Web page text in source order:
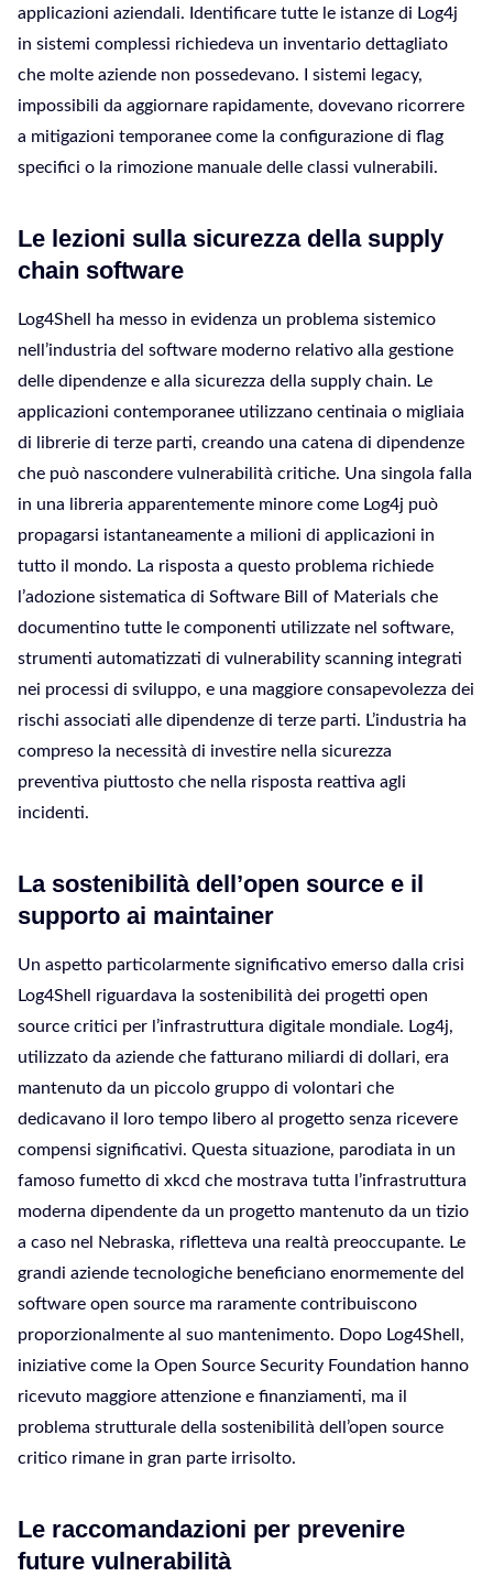
applicazioni aziendali. Identificare tutte le istanze di Log4j
in sistemi complessi richiedeva un inventario dettagliato
che molte aziende non possedevano. I sistemi legacy,
impossibili da aggiornare rapidamente, dovevano ricorrere
a mitigazioni temporanee come la configurazione di flag
specifici o la rimozione manuale delle classi vulnerabili.
Le lezioni sulla sicurezza della supply
chain software
Log4Shell ha messo in evidenza un problema sistemico
nell’industria del software moderno relativo alla gestione
delle dipendenze e alla sicurezza della supply chain. Le
applicazioni contemporanee utilizzano centinaia o migliaia
di librerie di terze parti, creando una catena di dipendenze
che può nascondere vulnerabilità critiche. Una singola falla
in una libreria apparentemente minore come Log4j può
propagarsi istantaneamente a milioni di applicazioni in
tutto il mondo. La risposta a questo problema richiede
l’adozione sistematica di Software Bill of Materials che
documentino tutte le componenti utilizzate nel software,
strumenti automatizzati di vulnerability scanning integrati
nei processi di sviluppo, e una maggiore consapevolezza dei
rischi associati alle dipendenze di terze parti. L’industria ha
compreso la necessità di investire nella sicurezza
preventiva piuttosto che nella risposta reattiva agli
incidenti.
La sostenibilità dell’open source e il
supporto ai maintainer
Un aspetto particolarmente significativo emerso dalla crisi
Log4Shell riguardava la sostenibilità dei progetti open
source critici per l’infrastruttura digitale mondiale. Log4j,
utilizzato da aziende che fatturano miliardi di dollari, era
mantenuto da un piccolo gruppo di volontari che
dedicavano il loro tempo libero al progetto senza ricevere
compensi significativi. Questa situazione, parodiata in un
famoso fumetto di xkcd che mostrava tutta l’infrastruttura
moderna dipendente da un progetto mantenuto da un tizio
a caso nel Nebraska, rifletteva una realtà preoccupante. Le
grandi aziende tecnologiche beneficiano enormemente del
software open source ma raramente contribuiscono
proporzionalmente al suo mantenimento. Dopo Log4Shell,
iniziative come la Open Source Security Foundation hanno
ricevuto maggiore attenzione e finanziamenti, ma il
problema strutturale della sostenibilità dell’open source
critico rimane in gran parte irrisolto.
Le raccomandazioni per prevenire
future vulnerabilità